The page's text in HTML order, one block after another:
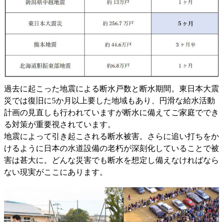
過去に起こった地震による断水戸数と断水期間。東日本大震
災では復旧に5か月以上要した地域もあり、円滑な給水活動
計画の見直しも行われていますが断水に備えてご家庭ででき
る対策が重要視されています。
地震によって引き起こされる断水被害。さらに追い打ちをか
けるように日本の水道設備の老朽が深刻化していることで被
害は甚大に。どんな災害でも断水を想定し備えなければなら
ない現実がここにあります。